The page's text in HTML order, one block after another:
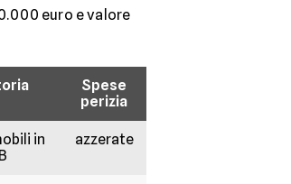
euro e valore
Spese
perizia
in
azzerate